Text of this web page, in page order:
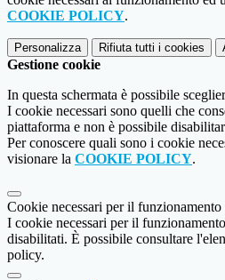
COOKIE POLICY.
Personalizza Rifiuta tutti i cookies
Gestione cookie
In questa schermata è possibile
I cookie necessari sono quelli che
piattaforma e non è possibile
Per conoscere quali sono i cookie
visionare la COOKIE POLICY.
Cookie necessari per il funzionamento
I cookie necessari per il
disabilitati. È possibile consultare
policy.